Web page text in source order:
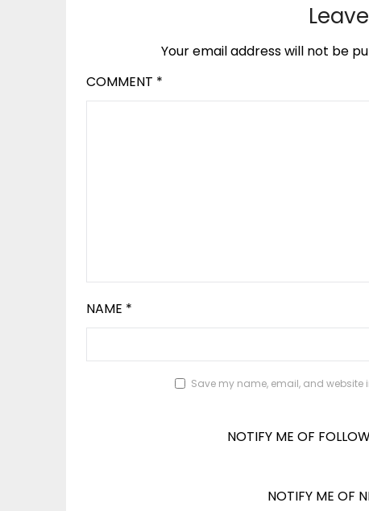
Your email address will not be
COMMENT *
NAME *
Save my name, email, and website
NOTIFY ME OF
NOTIFY ME OF